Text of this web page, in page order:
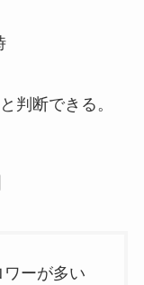
判断できる。
ーが多い